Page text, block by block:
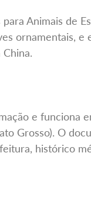
Animais de
ornamentais, e
e funciona
Grosso). O
histórico